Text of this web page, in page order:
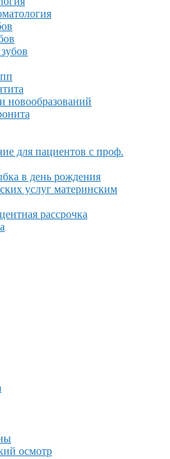
новообразований
для пациентов с проф.
в день рождения
услуг материнским
рассрочка
осмотр